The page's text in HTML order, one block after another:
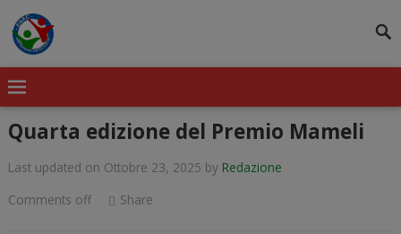
Quarta edizione del Premio Mameli
Last updated on Ottobre 23, 2025 by Redazione
Comments off
Share